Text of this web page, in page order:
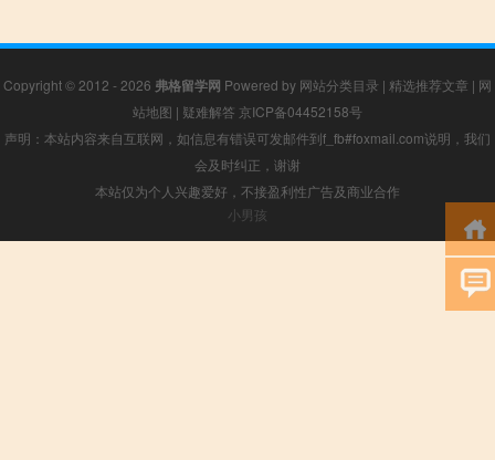
Copyright © 2012 - 2026 弗格留学网 Powered by 网站分类目录 | 精选推荐文章 | 网
站地图 | 疑难解答 京ICP备04452158号
声明：本站内容来自互联网，如信息有错误可发邮件到f_fb#foxmail.com说明，我们
会及时纠正，谢谢
本站仅为个人兴趣爱好，不接盈利性广告及商业合作
小男孩